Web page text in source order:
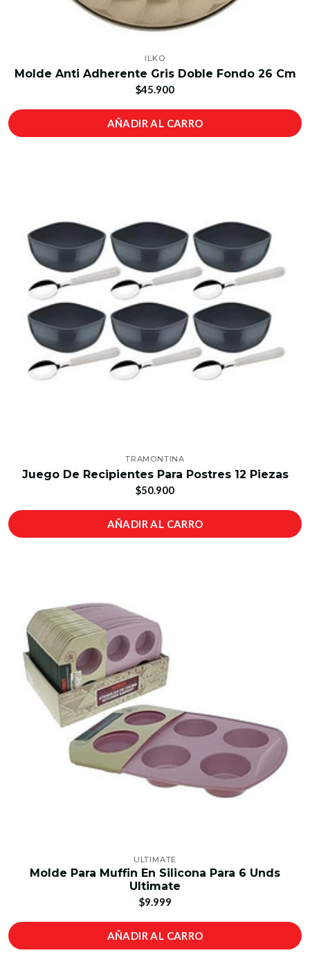
ILKO
Molde Anti Adherente Gris Doble Fondo 26 Cm
$45.900
AÑADIR AL CARRO
TRAMONTINA
Juego De Recipientes Para Postres 12 Piezas
$50.900
AÑADIR AL CARRO
ULTIMATE
Molde Para Muffin En Silicona Para 6 Unds
Ultimate
$9.999
AÑADIR AL CARRO